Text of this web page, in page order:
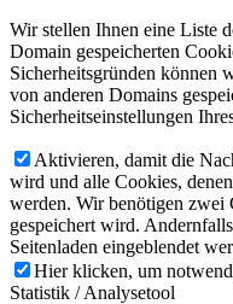
Wir stellen Ihnen eine Liste
Domain gespeicherten
Sicherheitsgründen können
von anderen Domains
Sicherheitseinstellungen
Aktivieren, damit die
wird und alle Cookies,
werden. Wir benötigen zwei
gespeichert wird.
Seitenladen eingeblendet
Hier klicken, um
Statistik / Analysetool